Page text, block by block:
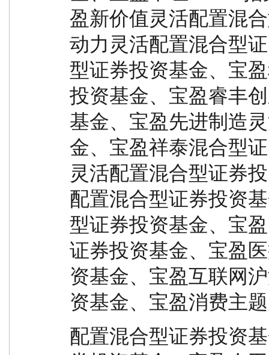
盈新价值灵活配置混
动力灵活配置混合型
型证券投资基金、宝
投资基金、宝盈睿丰
基金、宝盈先进制造
金、宝盈祥泰混合型
灵活配置混合型证券
配置混合型证券投资
型证券投资基金、宝
证券投资基金、宝盈
资基金、宝盈互联网
资基金、宝盈消费主
配置混合型证券投资